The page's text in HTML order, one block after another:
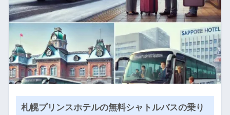
札幌プリンスホテルの無料シャトルバスの乗り